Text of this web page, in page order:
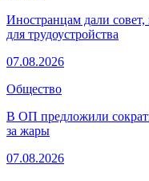
Иностранцам дали совет,
для трудоустройства
07.08.2026
Общество
В ОП предложили
за жары
07.08.2026